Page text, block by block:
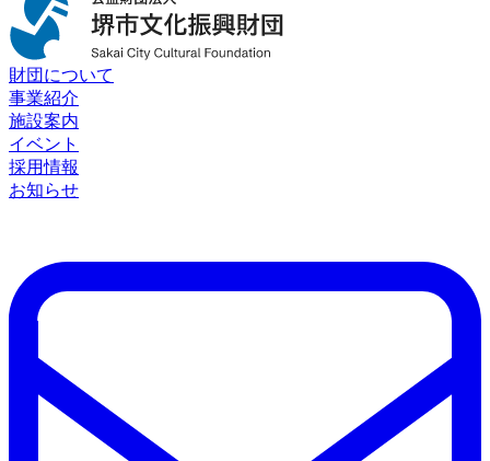
財団について
事業紹介
施設案内
イベント
採用情報
お知らせ